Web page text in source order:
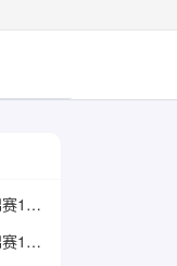
[ 2015年 ] 8月6日 宁泽涛夺世锦赛100米自由泳金牌
[ 2015年 ] 8月6日 宁泽涛夺世锦赛100米自由泳金牌